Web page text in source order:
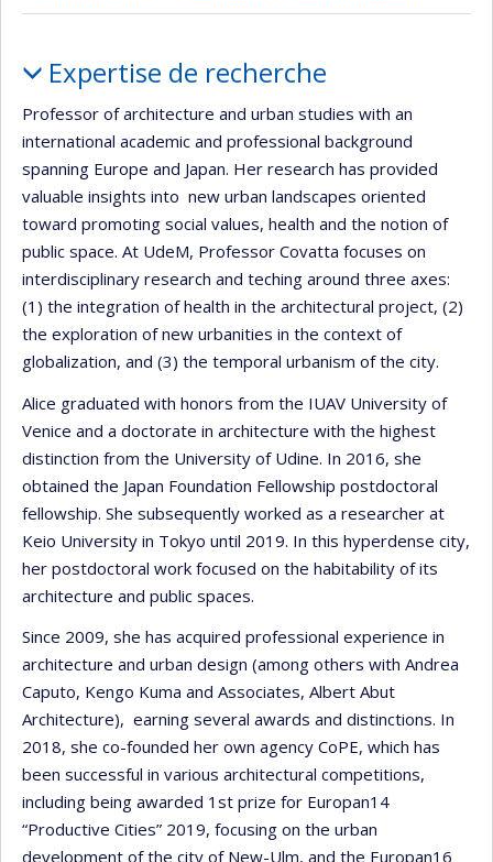
Expertise de recherche
Professor of architecture and urban studies with an
international academic and professional background
spanning Europe and Japan. Her research has provided
valuable insights into new urban landscapes oriented
toward promoting social values, health and the notion of
public space. At UdeM, Professor Covatta focuses on
interdisciplinary research and teching around three axes:
(1) the integration of health in the architectural project, (2)
the exploration of new urbanities in the context of
globalization, and (3) the temporal urbanism of the city.
Alice graduated with honors from the IUAV University of
Venice and a doctorate in architecture with the highest
distinction from the University of Udine. In 2016, she
obtained the Japan Foundation Fellowship postdoctoral
fellowship. She subsequently worked as a researcher at
Keio University in Tokyo until 2019. In this hyperdense city,
her postdoctoral work focused on the habitability of its
architecture and public spaces.
Since 2009, she has acquired professional experience in
architecture and urban design (among others with Andrea
Caputo, Kengo Kuma and Associates, Albert Abut
Architecture), earning several awards and distinctions. In
2018, she co-founded her own agency CoPE, which has
been successful in various architectural competitions,
including being awarded 1st prize for Europan14
“Productive Cities” 2019, focusing on the urban
development of the city of New-Ulm, and the Europan16